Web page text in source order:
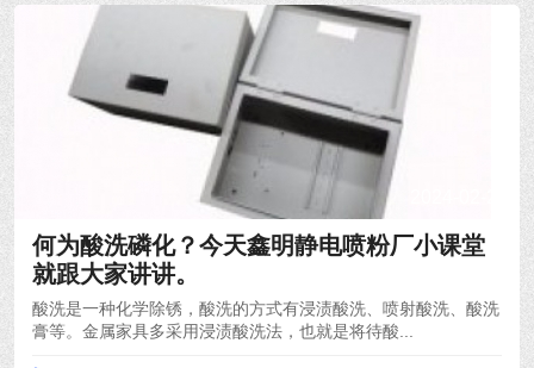
何为酸洗磷化？今天鑫明静电喷粉厂小课堂
就跟大家讲讲。
酸洗是一种化学除锈，酸洗的方式有浸渍酸洗、喷射酸洗、酸洗
膏等。金属家具多采用浸渍酸洗法，也就是将待酸...